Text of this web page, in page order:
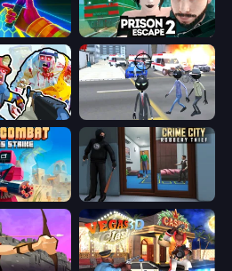
Prison Escape 2
Part 2 Amazing Crime Strange Stickman
Pixel Combat: Zombies Strike